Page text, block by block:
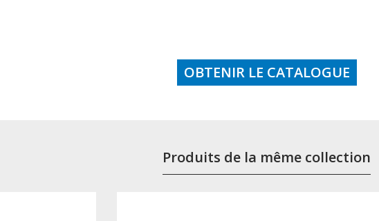
OBTENIR LE CATALOGUE
Produits de la même collection